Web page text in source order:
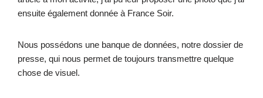
ensuite également donnée à France Soir.
Nous possédons une banque de données, notre dossier de
presse, qui nous permet de toujours transmettre quelque
chose de visuel.